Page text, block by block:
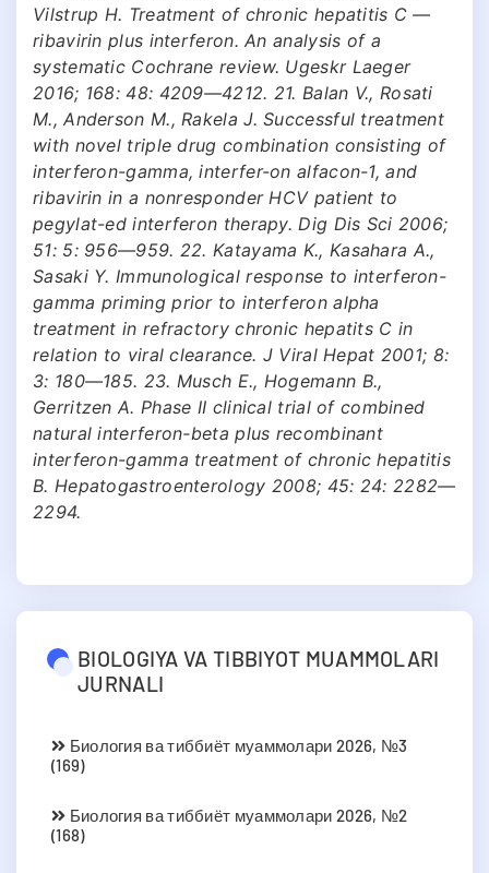
Vilstrup H. Treatment of chronic hepatitis C —
ribavirin plus interferon. An analysis of a
systematic Cochrane review. Ugeskr Laeger
2016; 168: 48: 4209—4212. 21. Balan V., Rosati
M., Anderson M., Rakela J. Successful treatment
with novel triple drug combination consisting of
interferon-gamma, interfer-on alfacon-1, and
ribavirin in a nonresponder HCV patient to
pegylat-ed interferon therapy. Dig Dis Sci 2006;
51: 5: 956—959. 22. Katayama K., Kasahara A.,
Sasaki Y. Immunological response to interferon-
gamma priming prior to interferon alpha
treatment in refractory chronic hepatits С in
relation to viral clearance. J Viral Hepat 2001; 8:
3: 180—185. 23. Musch E., Hogemann В.,
Gerritzen A. Phase II clinical trial of combined
natural interferon-beta plus recombinant
interferon-gamma treatment of chronic hepatitis
В. Hepatogastroenterology 2008; 45: 24: 2282—
2294.
BIOLOGIYA VA TIBBIYOT MUAMMOLARI
JURNALI
Биология ва тиббиёт муаммолари 2026, №3
(169)
Биология ва тиббиёт муаммолари 2026, №2
(168)